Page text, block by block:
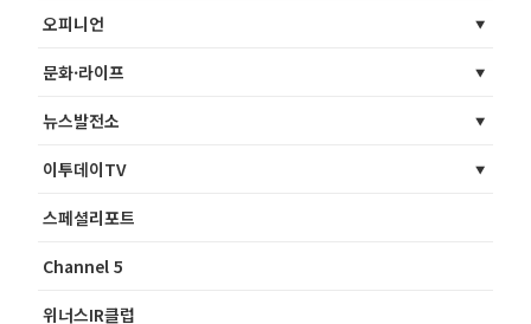
오피니언
문화·라이프
뉴스발전소
이투데이TV
스페셜리포트
Channel 5
위너스IR클럽